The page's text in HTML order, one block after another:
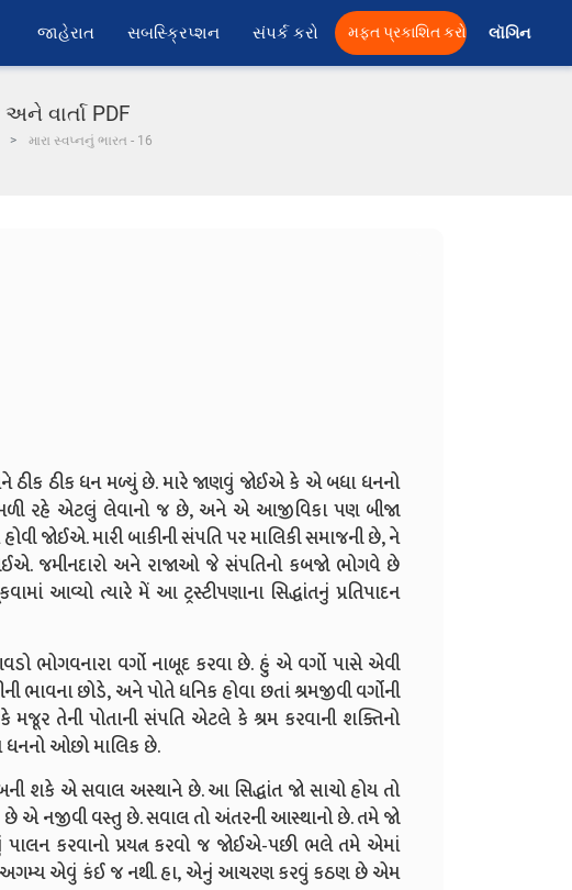
જાહેરાત સબસ્ક્રિપ્શન સંપર્ક કરો મફત પ્રકાશિત કરો લૉગિન
વાર્તા PDF
મારા સ્વપ્નનું ભારત - 16
ઠીક ઠીક ધન મળ્યું છે. મારે જાણવું જોઈએ કે એ બધા ધનનો
મળી રહે એટલું લેવાનો જ છે, અને એ આજીવિકા પણ બીજા
જોઈએ. મારી બાકીની સંપતિ પર માલિકી સમાજની છે, ને
જમીનદારો અને રાજાઓ જે સંપતિનો કબજો ભોગવે છે
આવ્યો ત્યારે મેં આ ટ્રસ્ટીપણાના સિદ્ધાંતનું પ્રતિપાદન
વર્ગો નાબૂદ કરવા છે. હું એ વર્ગો પાસે એવી
છોડે, અને પોતે ધનિક હોવા છતાં શ્રમજીવી વર્ગોની
તેની પોતાની સંપતિ એટલે કે શ્રમ કરવાની શક્તિનો
ધનનો ઓછો માલિક છે.
શકે એ સવાલ અસ્થાને છે. આ સિદ્ધાંત જો સાચો હોય તો
નજીવી વસ્તુ છે. સવાલ તો અંતરની આસ્થાનો છે. તમે જો
પાલન કરવાનો પ્રયત્ન કરવો જ જોઈએ-પછી ભલે તમે એમાં
અગમ્ય એવું કંઈ જ નથી. હા, એનું આચરણ કરવું કઠણ છે એમ